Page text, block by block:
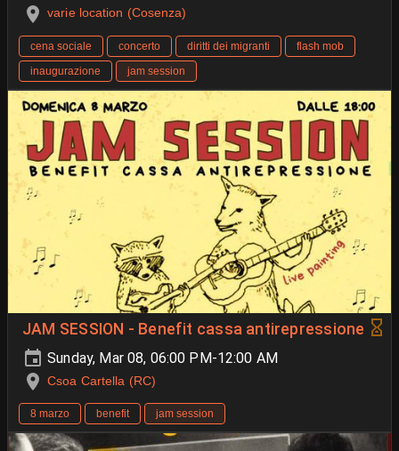
varie location (Cosenza)
cena sociale concerto diritti dei migranti
flash mob
inaugurazione
jam session
JAM SESSION - Benefit cassa antirepressione
Sunday, Mar 08, 06:00 PM-12:00 AM
Csoa Cartella (RC)
8 marzo benefit jam session